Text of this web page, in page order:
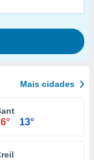
Mais cidades
13°